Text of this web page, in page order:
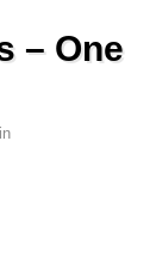
– One